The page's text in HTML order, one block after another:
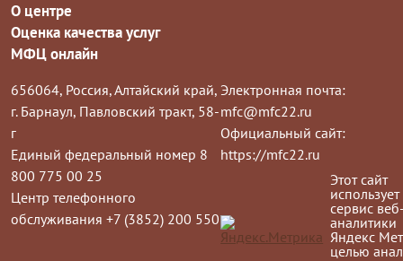
О центре
Оценка качества услуг
МФЦ онлайн
656064, Россия, Алтайский край,
г. Барнаул, Павловский тракт, 58-
г
Единый федеральный номер 8
800 775 00 25
Центр телефонного
обслуживания +7 (3852) 200 550
Электронная почта:
mfc@mfc22.ru
Официальный сайт:
https://mfc22.ru
Этот сайт
использует
сервис
аналитики
Яндекс
целью